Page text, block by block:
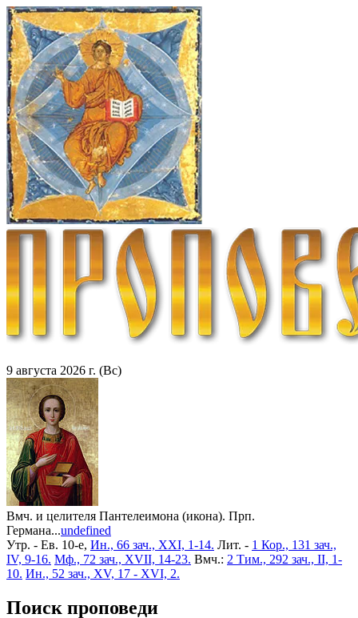
9 августа 2026 г. (Вс)
Вмч. и целителя Пантелеимона (икона). Прп.
Германа...undefined
Утр. - Ев. 10-е, Ин., 66 зач., XXI, 1-14. Лит. - 1 Кор., 131 зач.,
IV, 9-16. Мф., 72 зач., XVII, 14-23. Вмч.: 2 Тим., 292 зач., II, 1-
10. Ин., 52 зач., XV, 17 - XVI, 2.
Поиск проповеди